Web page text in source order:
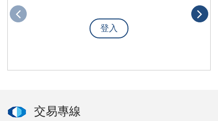
登入
交易專線